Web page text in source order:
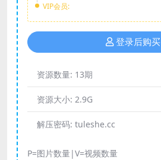
VIP会员:
登录后购买
资源数量: 13期
资源大小: 2.9G
解压密码: tuleshe.cc
P=图片数量|V=视频数量